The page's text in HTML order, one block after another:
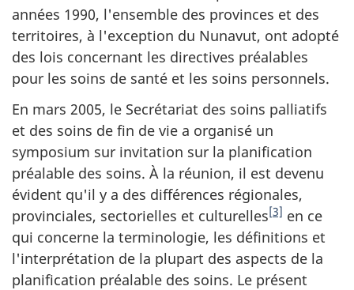
années 1990, l'ensemble des provinces et des
territoires, à l'exception du Nunavut, ont adopté
des lois concernant les directives préalables
pour les soins de santé et les soins personnels.
En mars 2005, le Secrétariat des soins palliatifs
et des soins de fin de vie a organisé un
symposium sur invitation sur la planification
préalable des soins. À la réunion, il est devenu
évident qu'il y a des différences régionales,
provinciales, sectorielles et culturelles[3] en ce
qui concerne la terminologie, les définitions et
l'interprétation de la plupart des aspects de la
planification préalable des soins. Le présent